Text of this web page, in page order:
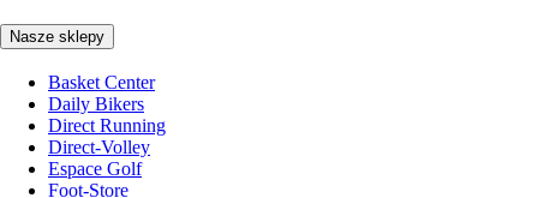
Nasze sklepy
Basket Center
Daily Bikers
Direct Running
Direct-Volley
Espace Golf
Foot-Store